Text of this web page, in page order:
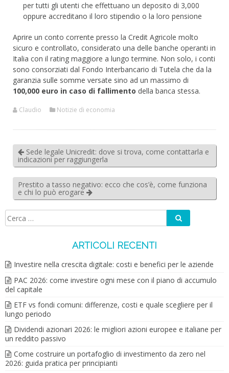
per tutti gli utenti che effettuano un deposito di 3,000
oppure accreditano il loro stipendio o la loro pensione
Aprire un conto corrente presso la Credit Agricole molto
sicuro e controllato, considerato una delle banche operanti in
Italia con il rating maggiore a lungo termine. Non solo, i conti
sono consorziati dal Fondo Interbancario di Tutela che da la
garanzia sulle somme versate sino ad un massimo di
100,000 euro in caso di fallimento della banca stessa.
Claudio Notizie di economia
Sede legale Unicredit: dove si trova, come contattarla e
indicazioni per raggiungerla
Prestito a tasso negativo: ecco che cos’è, come funziona
e chi lo può erogare
ARTICOLI RECENTI
Investire nella crescita digitale: costi e benefici per le aziende
PAC 2026: come investire ogni mese con il piano di accumulo
del capitale
ETF vs fondi comuni: differenze, costi e quale scegliere per il
lungo periodo
Dividendi azionari 2026: le migliori azioni europee e italiane per
un reddito passivo
Come costruire un portafoglio di investimento da zero nel
2026: guida pratica per principianti